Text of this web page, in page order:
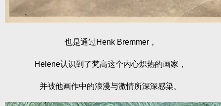
也是通过Henk Bremmer，
Helene认识到了梵高这个内心炽热的画家，
并被他画作中的浪漫与激情所深深感染。